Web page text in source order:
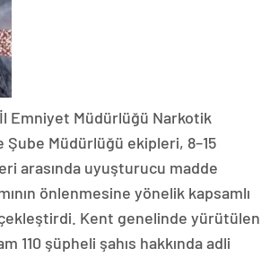
Emniyet Müdürlüğü Narkotik
Şube Müdürlüğü ekipleri, 8–15
arasında uyuşturucu madde
önlenmesine yönelik kapsamlı
Kent genelinde yürütülen
110 şüpheli şahıs hakkında adli